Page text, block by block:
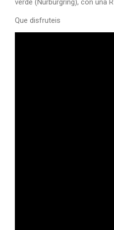
verde (Nürburgring), con una
Que disfruteis